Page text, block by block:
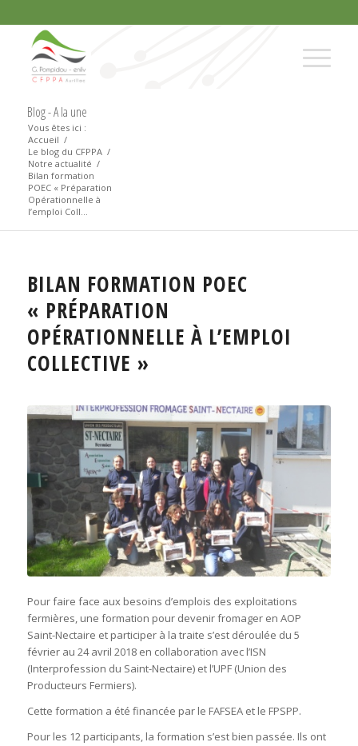
Blog - A la une
Vous êtes ici :
Accueil /
Le blog du CFPPA /
Notre actualité /
Bilan formation
POEC « Préparation
Opérationnelle à
l’emploi Coll...
BILAN FORMATION POEC
« PRÉPARATION
OPÉRATIONNELLE À L’EMPLOI
COLLECTIVE »
Pour faire face aux besoins d’emplois des exploitations
fermières, une formation pour devenir fromager en AOP
Saint-Nectaire et participer à la traite s’est déroulée du 5
février au 24 avril 2018 en collaboration avec l’ISN
(Interprofession du Saint-Nectaire) et l’UPF (Union des
Producteurs Fermiers).
Cette formation a été financée par le FAFSEA et le FPSPP.
Pour les 12 participants, la formation s’est bien passée. Ils ont